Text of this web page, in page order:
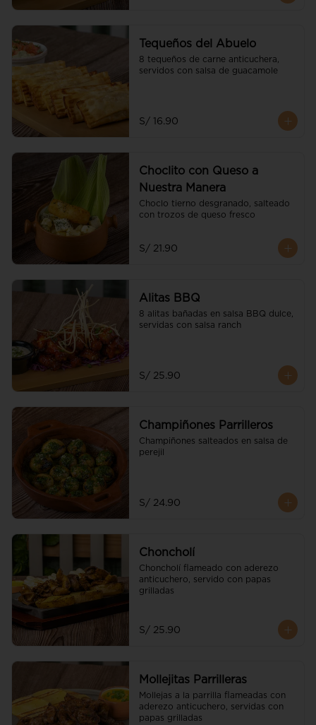
Tequeños del Abuelo
8 tequeños de carne anticuchera,
servidos con salsa de guacamole
S/ 16.90
Choclito con Queso a
Nuestra Manera
Choclo tierno desgranado, salteado
con trozos de queso fresco
S/ 21.90
Alitas BBQ
8 alitas bañadas en salsa BBQ dulce,
servidas con salsa ranch
S/ 25.90
Champiñones Parrilleros
Champiñones salteados en salsa de
perejil
S/ 24.90
Choncholí
Choncholí flameado con aderezo
anticuchero, servido con papas
grilladas
S/ 25.90
Mollejitas Parrilleras
Mollejas a la parrilla flameadas con
aderezo anticuchero, servidas con
papas grilladas